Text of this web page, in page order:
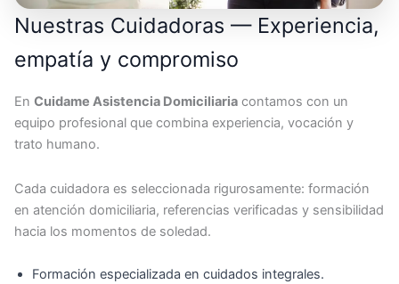
Nuestras Cuidadoras — Experiencia,
empatía y compromiso
En Cuidame Asistencia Domiciliaria contamos con un
equipo profesional que combina experiencia, vocación y
trato humano.
Cada cuidadora es seleccionada rigurosamente: formación
en atención domiciliaria, referencias verificadas y sensibilidad
hacia los momentos de soledad.
Formación especializada en cuidados integrales.